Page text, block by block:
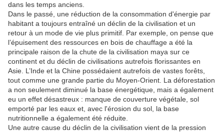
dans les temps anciens.
Dans le passé, une réduction de la consommation d'énergie par
habitant a toujours entraîné un déclin de la civilisation et un
retour à un mode de vie plus primitif. Par exemple, on pense que
l’épuisement des ressources en bois de chauffage a été la
principale raison de la chute de la civilisation maya sur ce
continent et du déclin de civilisations autrefois florissantes en
Asie. L’Inde et la Chine possédaient autrefois de vastes forêts,
tout comme une grande partie du Moyen-Orient. La déforestation
a non seulement diminué la base énergétique, mais a également
eu un effet désastreux : manque de couverture végétale, sol
emporté par les eaux et, avec l'érosion du sol, la base
nutritionnelle a également été réduite.
Une autre cause du déclin de la civilisation vient de la pression